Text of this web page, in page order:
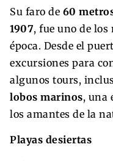
Su faro de 60
1907, fue uno de
época. Desde el
excursiones para
algunos tours,
lobos marinos, una
los amantes de la
Playas desiertas